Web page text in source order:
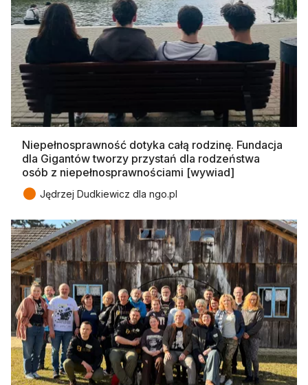
Niepełnosprawność dotyka całą rodzinę. Fundacja
dla Gigantów tworzy przystań dla rodzeństwa
osób z niepełnosprawnościami [wywiad]
● Jędrzej Dudkiewicz dla ngo.pl